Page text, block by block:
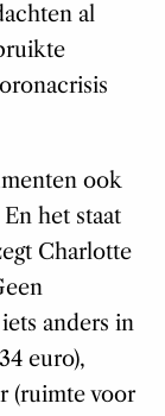
al
ook
het staat
Charlotte
anders in
euro),
(ruimte voor